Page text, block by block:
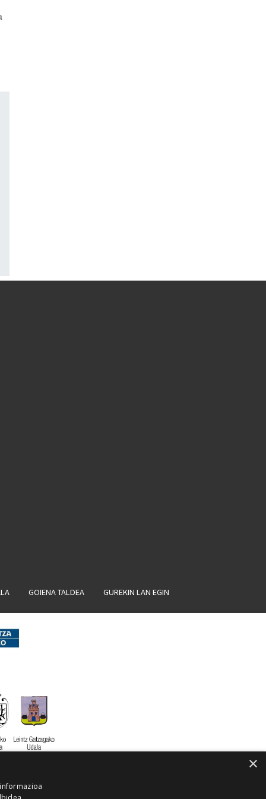
GOIENA TALDEA GUREKIN LAN EGIN
×